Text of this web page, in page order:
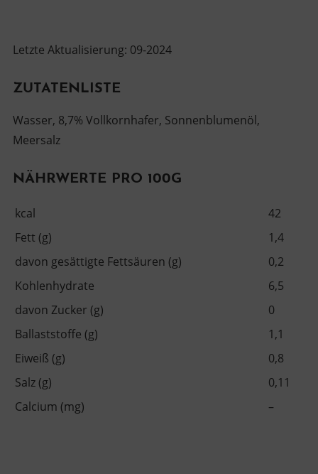
Letzte Aktualisierung: 09-2024
ZUTATENLISTE
Wasser, 8,7% Vollkornhafer, Sonnenblumenöl,
Meersalz
NÄHRWERTE PRO 100G
kcal
42
Fett (g)
1,4
davon gesättigte Fettsäuren (g)
0,2
Kohlenhydrate
6,5
davon Zucker (g)
0
Ballaststoffe (g)
1,1
Eiweiß (g)
0,8
Salz (g)
0,11
Calcium (mg)
–